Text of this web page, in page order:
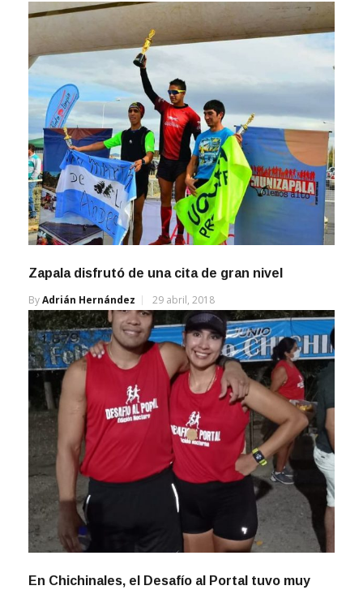
Zapala disfrutó de una cita de gran nivel
ByAdrián Hernández 29 abril, 2018
En Chichinales, el Desafío al Portal tuvo muy